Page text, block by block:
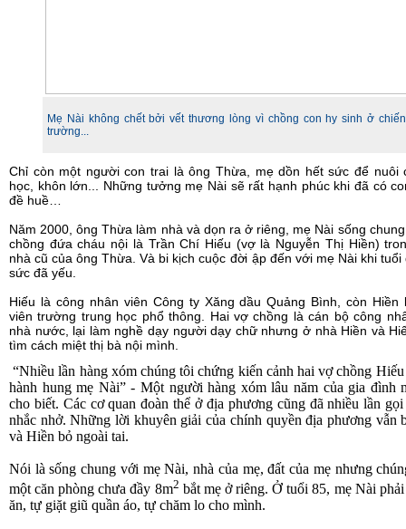
Mẹ Nài không chết bởi vết thương lòng vì chồng con hy sinh ở chiến
trường...
Chỉ còn một người con trai là ông Thừa, mẹ dồn hết sức để nuôi
học, khôn lớn... Những tưởng mẹ Nài sẽ rất hạnh phúc khi đã có
đề huề…
Năm 2000, ông Thừa làm nhà và dọn ra ở riêng, mẹ Nài sống
chồng đứa cháu nội là Trần Chí Hiếu (vợ là Nguyễn Thị Hiền)
nhà cũ của ông Thừa. Và bi kịch cuộc đời ập đến với mẹ Nài khi tuổi
sức đã yếu.
Hiếu là công nhân viên Công ty Xăng dầu Quảng Bình, còn Hiền
viên trường trung học phổ thông. Hai vợ chồng là cán bộ công
nhà nước, lại làm nghề dạy người dạy chữ nhưng ở nhà Hiền và
tìm cách miệt thị bà nội mình.
“Nhiều lần hàng xóm chúng tôi chứng kiến cảnh hai vợ chồng
hành hung mẹ Nài” - Một người hàng xóm lâu năm của gia đình
cho biết. Các cơ quan đoàn thể ở địa phương cũng đã nhiều lần
nhắc nhở. Những lời khuyên giải của chính quyền địa phương vẫn
và Hiền bỏ ngoài tai.
Nói là sống chung với mẹ Nài, nhà của mẹ, đất của mẹ nhưng
một căn phòng chưa đầy 8m2 bắt mẹ ở riêng.Ở tuổi 85, mẹ Nài
ăn, tự giặt giũ quần áo, tự chăm lo cho mình.